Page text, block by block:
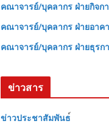
คณาจารย์/บุคลากร ฝ่ายกิจก
คณาจารย์/บุคลากร ฝ่ายอาค
คณาจารย์/บุคลากร ฝ่ายธุรก
ข่าวสาร
ข่าวประชาสัมพันธ